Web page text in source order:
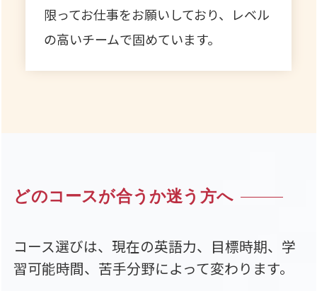
限ってお仕事をお願いしており、レベル
の高いチームで固めています。
どのコースが合うか迷う方へ
コース選びは、現在の英語力、目標時期、学
習可能時間、苦手分野によって変わります。